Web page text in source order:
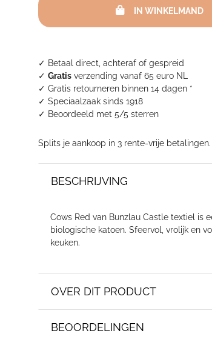
✓ Betaal direct, achteraf of gespreid
✓Gratis verzending vanaf 65 euro NL
✓ Gratis retourneren binnen 14 dagen *
✓ Speciaalzaak sinds 1918
✓ Beoordeeld met 5/5 sterren
Splits je aankoop in 3 rente-vrije betalingen.
BESCHRIJVING
Cows Red van Bunzlau Castle textiel is
biologische katoen. Sfeervol, vrolijk en
keuken.
OVER DIT PRODUCT
BEOORDELINGEN
keukendoek
-
Koe
IN WINKELMAND